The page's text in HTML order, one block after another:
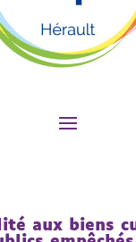
aux biens